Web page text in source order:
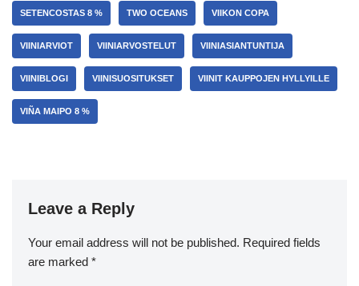
SETENCOSTAS 8 % TWO OCEANS VIIKON COPA
VIINIARVIOT VIINIARVOSTELUT VIINIASIANTUNTIJA
VIINIBLOGI VIINISUOSITUKSET VIINIT KAUPPOJEN HYLLYILLE
VIÑA MAIPO 8 %
Leave a Reply
Your email address will not be published. Required fields
are marked *